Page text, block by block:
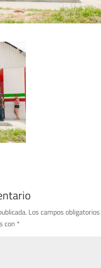
Los campos obligatorios
con *